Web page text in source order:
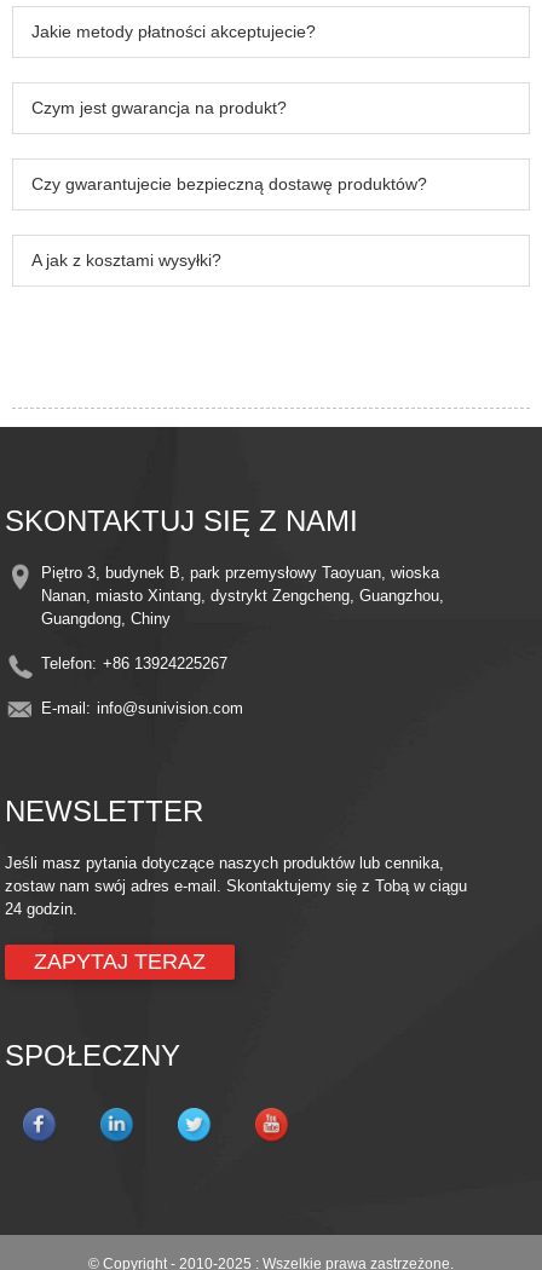
Jakie metody płatności akceptujecie?
Czym jest gwarancja na produkt?
Czy gwarantujecie bezpieczną dostawę produktów?
A jak z kosztami wysyłki?
SKONTAKTUJ SIĘ Z NAMI
Piętro 3, budynek B, park przemysłowy Taoyuan, wioska
Nanan, miasto Xintang, dystrykt Zengcheng, Guangzhou,
Guangdong, Chiny
Telefon: +86 13924225267
E-mail: info@sunivision.com
NEWSLETTER
Jeśli masz pytania dotyczące naszych produktów lub cennika,
zostaw nam swój adres e-mail. Skontaktujemy się z Tobą w ciągu
24 godzin.
ZAPYTAJ TERAZ
SPOŁECZNY
© Copyright - 2010-2025 : Wszelkie prawa zastrzeżone.